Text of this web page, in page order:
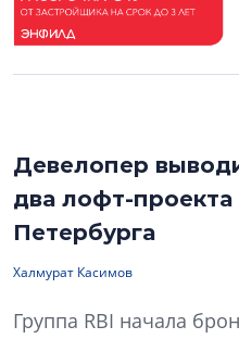
Девелопер
два лофт-проекта
Петербурга
Халмурат Касимов
Группа RBI начала